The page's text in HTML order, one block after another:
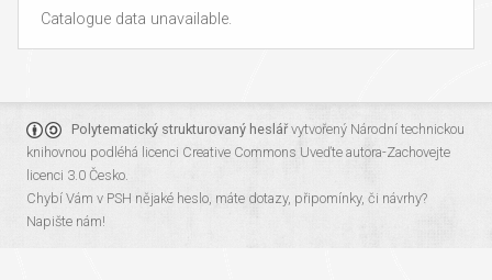
Catalogue data unavailable.
Polytematický strukturovaný heslářvytvořený Národní technickou
knihovnou podléhá licenci Creative Commons Uveďte autora-Zachovejte
licenci 3.0 Česko.
Chybí Vám v PSH nějaké heslo, máte dotazy, připomínky, či návrhy?
Napište nám!